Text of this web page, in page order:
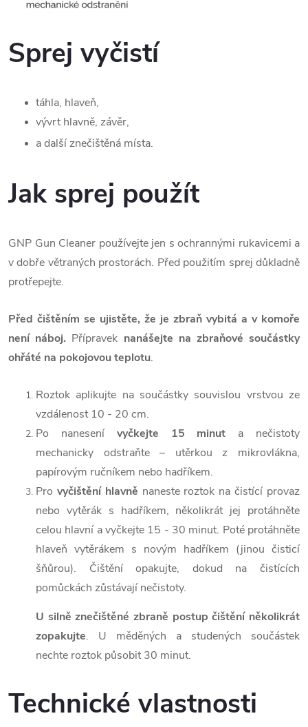
Sprej vyčistí
táhla, hlaveň,
vývrt hlavně, závěr,
a další znečištěná místa.
Jak sprej použít
GNP Gun Cleaner používejte jen s ochrannými rukavicemi a
v dobře větraných prostorách. Před použitím sprej důkladně
protřepejte.
Před čištěním se ujistěte, že je zbraň vybitá a v komoře
není náboj. Přípravek nanášejte na zbraňové součástky
ohřáté na pokojovou teplotu.
Roztok aplikujte na součástky souvislou vrstvou ze
vzdálenost 10 - 20 cm.
Po nanesenívyčkejte 15 minut a nečistoty
mechanicky odstraňte – utěrkou z mikrovlákna,
papírovým ručníkem nebo hadříkem.
Pro vyčištění hlavně naneste roztok na čistící provaz
nebo vytěrák s hadříkem, několikrát jej protáhněte
celou hlavní a vyčkejte 15 - 30 minut. Poté protáhněte
hlaveň vytěrákem s novým hadříkem (jinou čisticí
šňůrou). Čištění opakujte, dokud na čistících
pomůckách zůstávají nečistoty.
U silně znečištěné zbraně postup čištění několikrát
zopakujte. U měděných a studených součástek
nechte roztok působit 30 minut.
Technické vlastnosti